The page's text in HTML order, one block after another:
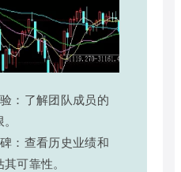
：了解团队成员的
：查看历史业绩和
可靠性。